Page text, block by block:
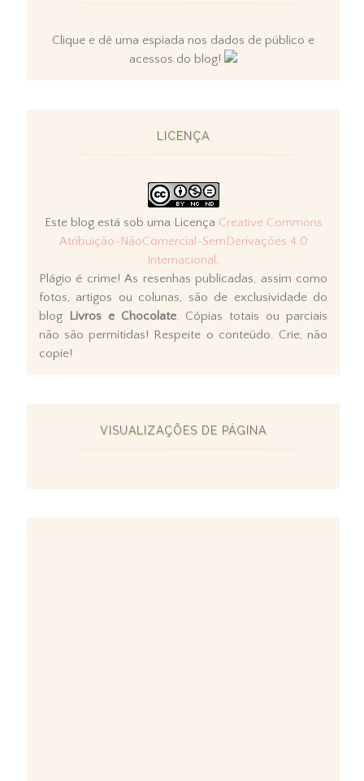
Clique e dê uma espiada nos dados de público e
acessos do blog!
LICENÇA
Este blog está sob uma Licença Creative Commons
Atribuição-NãoComercial-SemDerivações 4.0
Internacional .
Plágio é crime! As resenhas publicadas, assim como
fotos, artigos ou colunas, são de exclusividade do
blog Livros e Chocolate. Cópias totais ou parciais
não são permitidas! Respeite o conteúdo. Crie, não
copie!
VISUALIZAÇÕES DE PÁGINA